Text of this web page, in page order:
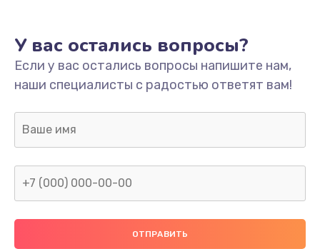
Замена/Pемонт карбюратора
1300 руб.
Заказать
Ремонт капиллярной трубки
400 руб.
У вас остались вопросы?
Если у вас остались вопросы напишите нам,
наши специалисты с радостью ответят вам!